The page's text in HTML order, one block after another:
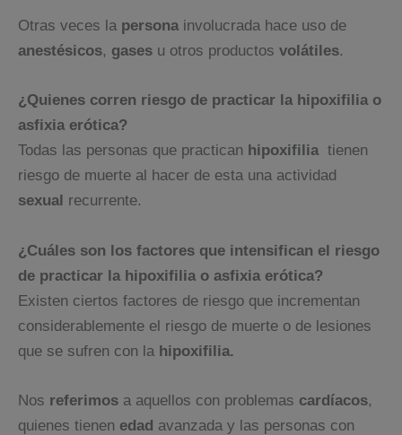
Otras veces la personainvolucrada hace uso de
anestésicos, gases u otros productos volátiles.
¿Quienes corren riesgo de practicar la hipoxifilia o
asfixia erótica?
Todas las personas que practican hipoxifiliatienen
riesgo de muerte al hacer de esta una actividad
sexual recurrente.
¿Cuáles son los factores que intensifican el riesgo
de practicar la hipoxifilia o asfixia erótica?
Existen ciertos factores de riesgo que incrementan
considerablemente el riesgo de muerte o de lesiones
que se sufren con la hipoxifilia.
Nos referimos a aquellos con problemas cardíacos,
quienes tienen edad avanzada y las personas con